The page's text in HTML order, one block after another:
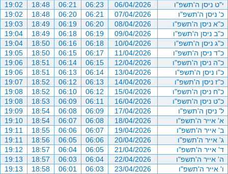
י"ט ניסן ה'תשפ"ו
06/04/2026
06:23
06:21
18:48
19:02
כ' ניסן ה'תשפ"ו
07/04/2026
06:21
06:20
18:48
19:02
כ"א ניסן ה'תשפ"ו
08/04/2026
06:20
06:19
18:49
19:03
כ"ב ניסן ה'תשפ"ו
09/04/2026
06:19
06:18
18:49
19:04
כ"ג ניסן ה'תשפ"ו
10/04/2026
06:18
06:16
18:50
19:04
כ"ד ניסן ה'תשפ"ו
11/04/2026
06:17
06:15
18:50
19:05
כ"ה ניסן ה'תשפ"ו
12/04/2026
06:15
06:14
18:51
19:06
כ"ו ניסן ה'תשפ"ו
13/04/2026
06:14
06:13
18:51
19:06
כ"ז ניסן ה'תשפ"ו
14/04/2026
06:13
06:12
18:52
19:07
כ"ח ניסן ה'תשפ"ו
15/04/2026
06:12
06:10
18:52
19:08
כ"ט ניסן ה'תשפ"ו
16/04/2026
06:11
06:09
18:53
19:08
ל' ניסן ה'תשפ"ו
17/04/2026
06:09
06:08
18:54
19:09
א' אייר ה'תשפ"ו
18/04/2026
06:08
06:07
18:54
19:10
ב' אייר ה'תשפ"ו
19/04/2026
06:07
06:06
18:55
19:11
ג' אייר ה'תשפ"ו
20/04/2026
06:06
06:05
18:56
19:11
ד' אייר ה'תשפ"ו
21/04/2026
06:05
06:04
18:57
19:12
ה' אייר ה'תשפ"ו
22/04/2026
06:04
06:03
18:57
19:13
ו' אייר ה'תשפ"ו
23/04/2026
06:03
06:01
18:58
19:13